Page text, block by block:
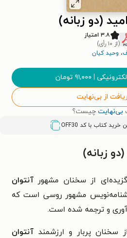
(دو زبانه)
۳.۸ امتیاز
(از ۱۰ رأی)
، وحید کیان
| ۹۱,۰۰۰ تومان
از بی‌نهایت
بی‌نهایت چیست؟
OFF30
زبانه)
از سخنان مشهور آنتوان
مشهور روسی است که
و ترجمه شده است.
سخنان پربار و ارزشمند آنتوان